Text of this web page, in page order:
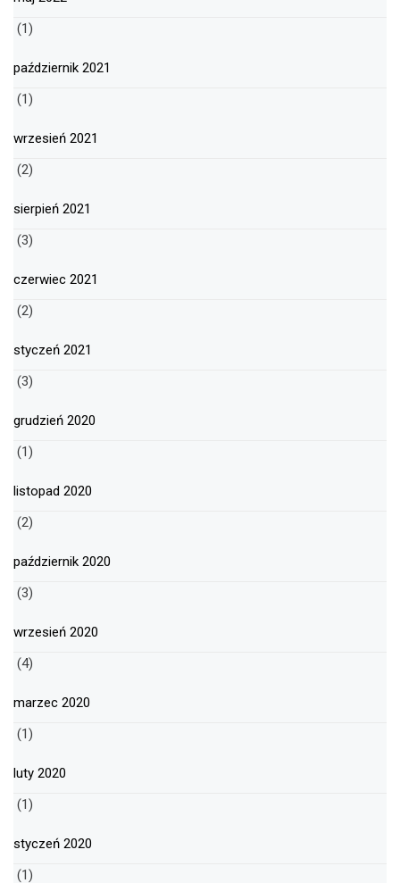
(1)
październik 2021
(1)
wrzesień 2021
(2)
sierpień 2021
(3)
czerwiec 2021
(2)
styczeń 2021
(3)
grudzień 2020
(1)
listopad 2020
(2)
październik 2020
(3)
wrzesień 2020
(4)
marzec 2020
(1)
luty 2020
(1)
styczeń 2020
(1)